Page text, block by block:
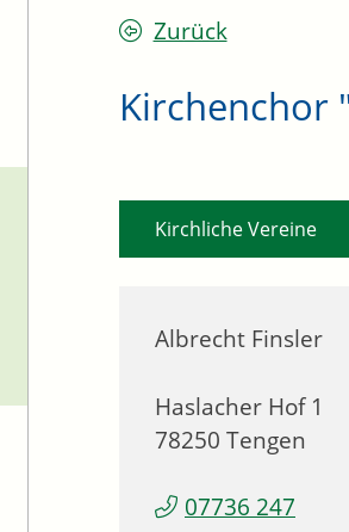
Zurück
Kirchenchor
Albrecht Finsler
Haslacher Hof 1
78250 Tengen
07736 247
Kirchliche Vereine